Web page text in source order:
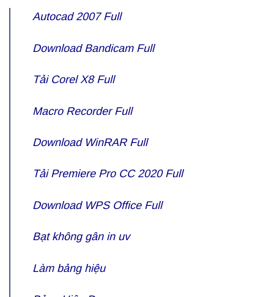
Autocad 2007 Full
Download Bandicam Full
Tải Corel X8 Full
Macro Recorder Full
Download WinRAR Full
Tải Premiere Pro CC 2020 Full
Download WPS Office Full
Bạt không gân in uv
Làm bảng hiệu